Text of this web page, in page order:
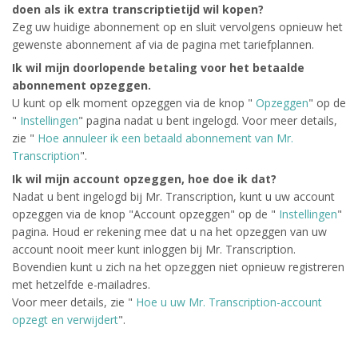
doen als ik extra transcriptietijd wil kopen?
Zeg uw huidige abonnement op en sluit vervolgens opnieuw het
gewenste abonnement af via de pagina met tariefplannen.
Ik wil mijn doorlopende betaling voor het betaalde
abonnement opzeggen.
U kunt op elk moment opzeggen via de knop " Opzeggen" op de
" Instellingen" pagina nadat u bent ingelogd. Voor meer details,
zie " Hoe annuleer ik een betaald abonnement van Mr.
Transcription".
Ik wil mijn account opzeggen, hoe doe ik dat?
Nadat u bent ingelogd bij Mr. Transcription, kunt u uw account
opzeggen via de knop "Account opzeggen" op de " Instellingen"
pagina. Houd er rekening mee dat u na het opzeggen van uw
account nooit meer kunt inloggen bij Mr. Transcription.
Bovendien kunt u zich na het opzeggen niet opnieuw registreren
met hetzelfde e-mailadres.
Voor meer details, zie " Hoe u uw Mr. Transcription-account
opzegt en verwijdert".